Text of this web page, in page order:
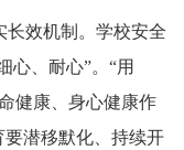
效机制。学校安全
心、耐心”。“用
健康、身心健康作
要潜移默化、持续开